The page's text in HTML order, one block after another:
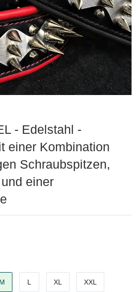
- Edelstahl -
einer Kombination
Schraubspitzen,
einer
M L XL XXL